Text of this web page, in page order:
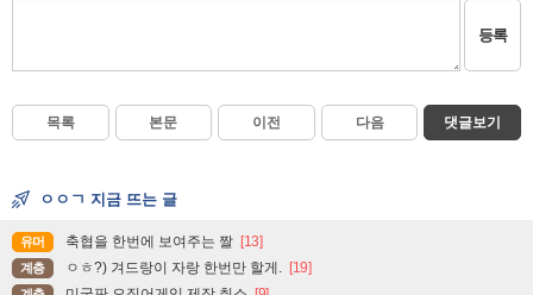
등록
목록 본문 이전 다음 댓글보기
ㅇㅇㄱ 지금 뜨는 글
유머 축협을 한번에 보여주는 짤 [13]
계층 ㅇㅎ?) 겨드랑이 자랑 한번만 할게. [19]